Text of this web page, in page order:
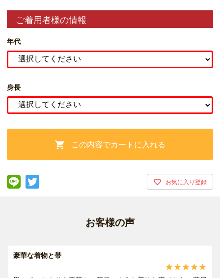
ご着用者様の情報
年代
身長
 この内容でカートに入れる
お客様の声
豪華な着物と帯
